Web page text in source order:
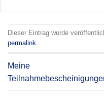
Dieser Eintrag wurde
permalink.
Meine